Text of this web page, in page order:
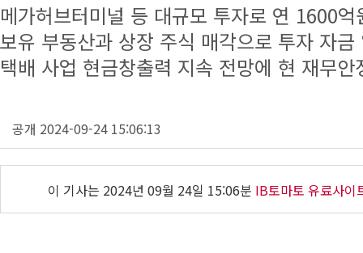
메가허브터미널 등 대규모 투자로 연 1600억
보유 부동산과 상장 주식 매각으로 투자 자금
택배 사업 현금창출력 지속 전망에 현 재무안
공개 2024-09-24 15:06:13
이 기사는 2024년 09월 24일 15:06분 IB토마토 유료사이